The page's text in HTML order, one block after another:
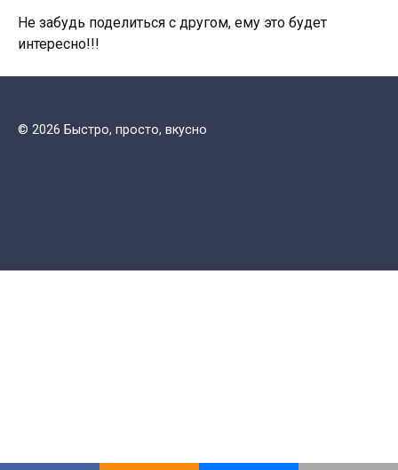
Не забудь поделиться с другом, ему это будет
интересно!!!
© 2026 Быстро, просто, вкусно